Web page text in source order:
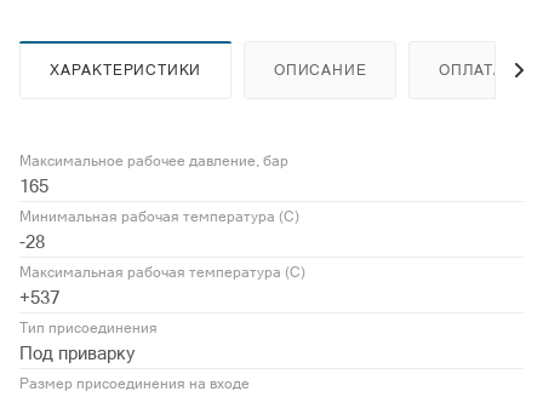
ХАРАКТЕРИСТИКИ ОПИСАНИЕ ОПЛАТА
Максимальное рабочее давление, бар
165
Минимальная рабочая температура (С)
-28
Максимальная рабочая температура (С)
+537
Тип присоединения
Под приварку
Размер присоединения на входе